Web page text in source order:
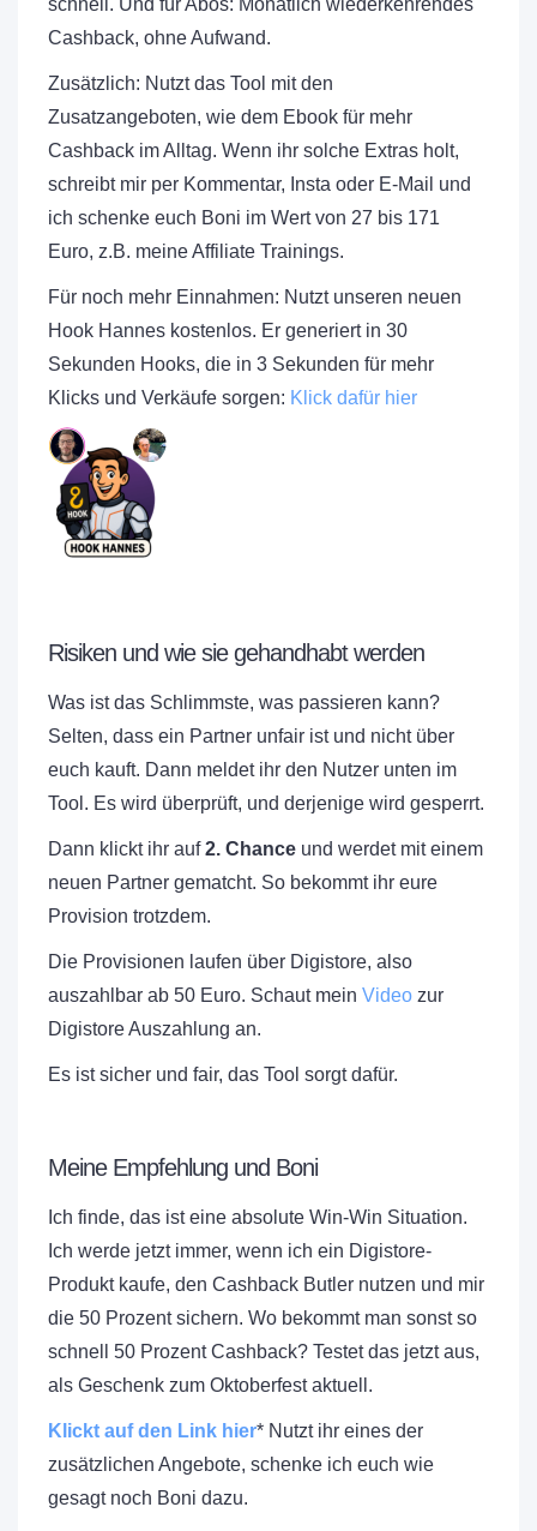
Cashback, ohne Aufwand.
Zusätzlich: Nutzt das Tool mit den
Zusatzangeboten, wie dem Ebook für mehr
Cashback im Alltag. Wenn ihr solche Extras holt,
schreibt mir per Kommentar, Insta oder E-Mail und
ich schenke euch Boni im Wert von 27 bis 171
Euro, z.B. meine Affiliate Trainings.
Für noch mehr Einnahmen: Nutzt unseren neuen
Hook Hannes kostenlos. Er generiert in 30
Sekunden Hooks, die in 3 Sekunden für mehr
Klicks und Verkäufe sorgen: Klick dafür hier
Risiken und wie sie gehandhabt werden
Was ist das Schlimmste, was passieren kann?
Selten, dass ein Partner unfair ist und nicht über
euch kauft. Dann meldet ihr den Nutzer unten im
Tool. Es wird überprüft, und derjenige wird gesperrt.
Dann klickt ihr auf2. Chance und werdet mit einem
neuen Partner gematcht. So bekommt ihr eure
Provision trotzdem.
Die Provisionen laufen über Digistore, also
auszahlbar ab 50 Euro. Schaut mein Video zur
Digistore Auszahlung an.
Es ist sicher und fair, das Tool sorgt dafür.
Meine Empfehlung und Boni
Ich finde, das ist eine absolute Win-Win Situation.
Ich werde jetzt immer, wenn ich ein Digistore-
Produkt kaufe, den Cashback Butler nutzen und mir
die 50 Prozent sichern. Wo bekommt man sonst so
schnell 50 Prozent Cashback? Testet das jetzt aus,
als Geschenk zum Oktoberfest aktuell.
Klickt auf den Link hier* Nutzt ihr eines der
zusätzlichen Angebote, schenke ich euch wie
gesagt noch Boni dazu.